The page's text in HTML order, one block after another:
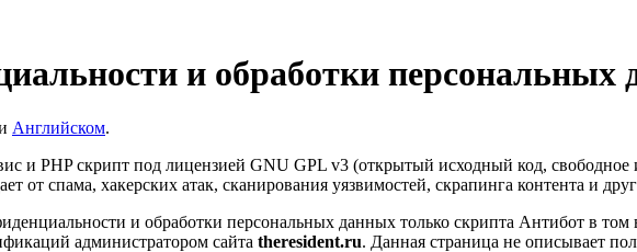
и обработки персональных
Английском.
и PHP скрипт под лицензией GNU GPL v3 (открытый исходный код,
от спама, хакерских атак, сканирования уязвимостей, скрапинга контента и
и обработки персональных данных только скрипта Антибот в
администратором сайта theresident.ru. Данная страница не описывает